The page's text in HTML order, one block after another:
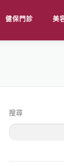
健保門診 美
搜尋